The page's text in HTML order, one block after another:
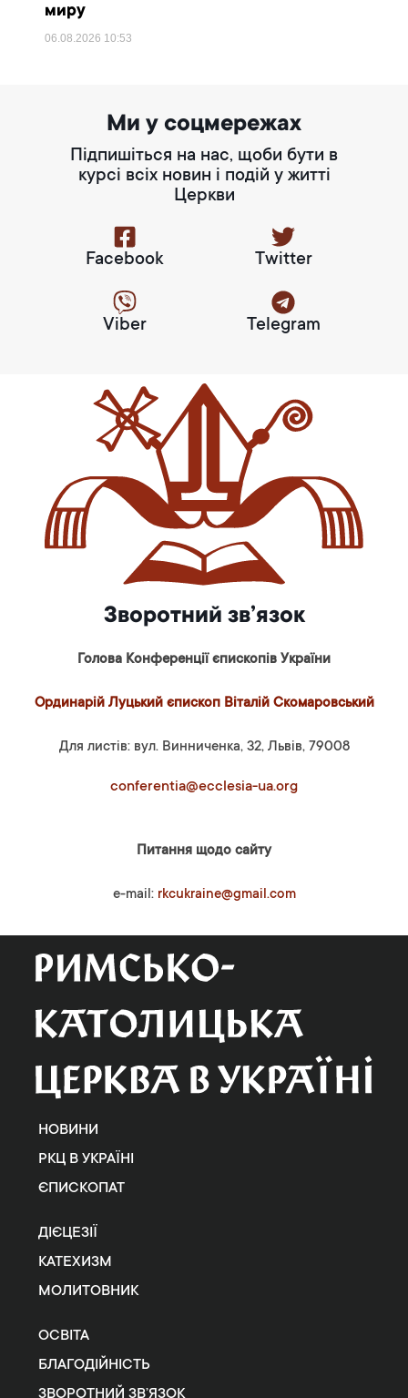
миру
06.08.2026 10:53
Ми у соцмережах
Підпишіться на нас, щоби бути в
курсі всіх новин і подій у житті
Церкви
Facebook Twitter
Viber Telegram
Зворотний зв’язок
Голова Конференції єпископів України
Ординарій Луцький єпископ Віталій Скомаровський
Для листів: вул. Винниченка, 32, Львів, 79008
conferentia@ecclesia-ua.org
Питання щодо сайту
e-mail: rkcukraine@gmail.com
НОВИНИ
РКЦ В УКРАЇНІ
ЄПИСКОПАТ
ДІЄЦЕЗІЇ
КАТЕХИЗМ
МОЛИТОВНИК
ОСВІТА
БЛАГОДІЙНІСТЬ